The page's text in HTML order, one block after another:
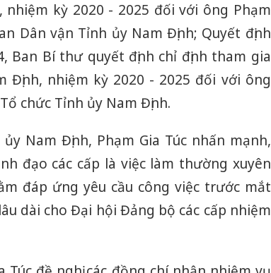
kỳ 2020 - 2025 đối với ông Phạm
Dân vận Tỉnh ủy Nam Định; Quyết định
Ban Bí thư quyết định chỉ định tham gia
Định, nhiệm kỳ 2020 - 2025 đối với ông
chức Tỉnh ủy Nam Định.
Nam Định, Phạm Gia Túc nhấn mạnh,
đạo các cấp là việc làm thường xuyên
đáp ứng yêu cầu công việc trước mắt
dài cho Đại hội Đảng bộ các cấp nhiệm